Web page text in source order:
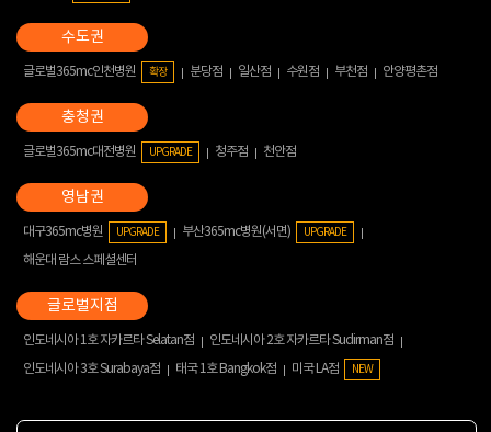
글로벌365mc인천병원 확장 분당점 일산점 수원점 부천점 안양평촌점
글로벌365mc대전병원 UPGRADE 청주점 천안점
대구365mc병원 UPGRADE 부산365mc병원(서면) UPGRADE
해운대 람스 스페셜센터
인도네시아 1호 자카르타 Selatan점
인도네시아 2호 자카르타 Sudirman점
인도네시아 3호 Surabaya점
태국 1호 Bangkok점 미국 LA점 NEW